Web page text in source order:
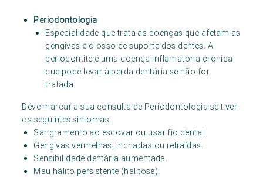
Periodontologia
Especialidade que trata as doenças que afetam as
gengivas e o osso de suporte dos dentes. A
periodontite é uma doença inflamatória crónica
que pode levar à perda dentária se não for
tratada.
Deve marcar a sua consulta de Periodontologia se tiver
os seguintes sintomas:
Sangramento ao escovar ou usar fio dental.
Gengivas vermelhas, inchadas ou retraídas.
Sensibilidade dentária aumentada.
Mau hálito persistente (halitose).